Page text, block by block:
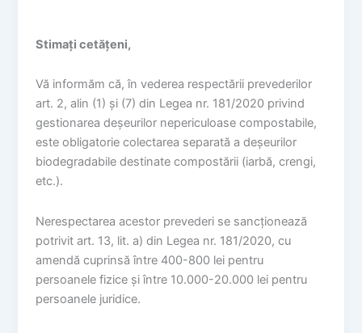
Stimați cetățeni,
Vă informăm că, în vederea respectării prevederilor
art. 2, alin (1) și (7) din Legea nr. 181/2020 privind
gestionarea deșeurilor nepericuloase compostabile,
este obligatorie colectarea separată a deșeurilor
biodegradabile destinate compostării (iarbă, crengi,
etc.).
Nerespectarea acestor prevederi se sancționează
potrivit art. 13, lit. a) din Legea nr. 181/2020, cu
amendă cuprinsă între 400-800 lei pentru
persoanele fizice și între 10.000-20.000 lei pentru
persoanele juridice.